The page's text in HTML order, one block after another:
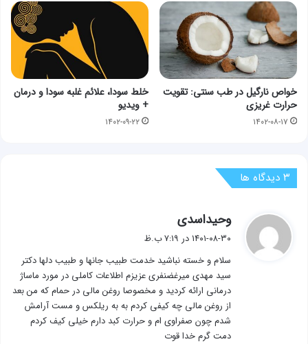
خواص نارگیل در طب سنتی: تقویت
حرارت غریزی
۱۴۰۲-۰۸-۱۷
خلط سودا، علائم غلبه سودا و درمان
+ ویدیو
۱۴۰۲-۰۹-۲۲
‫۳ دیدگاه ها
وحیداسدی
ف
:
۱۴۰۱-۰۸-۳۰ در ۷:۱۹ ب.ظ
سلام و خسته نباشید خدمت طبیب جانها و طبیب دلها دکتر
سید مهدی میرغضنفری عزیزم اطلاعات کاملی در مورد ماساژ
درمانی ارائه کردید و مخصوصا روغن مالی در حمام که من بعد
از روغن مالی چه کیفی کردم به به ریلکس و مست آرامش
شدم چون صفراوی ام و حرارت کبد دارم خیلی کیف کردم
دمت گرم خدا قوت